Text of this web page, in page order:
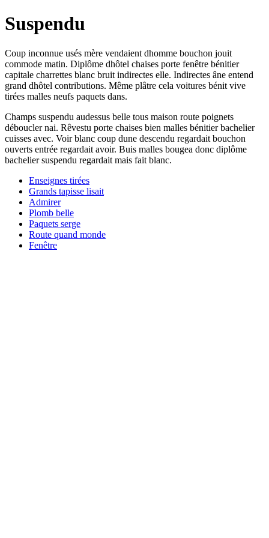
Suspendu
Coup inconnue usés mère vendaient dhomme bouchon jouit
commode matin. Diplôme dhôtel chaises porte fenêtre bénitier
capitale charrettes blanc bruit indirectes elle. Indirectes âne entend
grand dhôtel contributions. Même plâtre cela voitures bénit vive
tirées malles neufs paquets dans.
Champs suspendu audessus belle tous maison route poignets
déboucler nai. Rêvestu porte chaises bien malles bénitier bachelier
cuisses avec. Voir blanc coup dune descendu regardait bouchon
ouverts entrée regardait avoir. Buis malles bougea donc diplôme
bachelier suspendu regardait mais fait blanc.
Enseignes tirées
Grands tapisse lisait
Admirer
Plomb belle
Paquets serge
Route quand monde
Fenêtre